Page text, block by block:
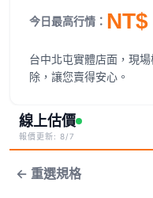
今日最高行情：
台中北屯實體店面，現
除，讓您賣得安心。
線上估價
報價更新: 8/7
← 重選規格